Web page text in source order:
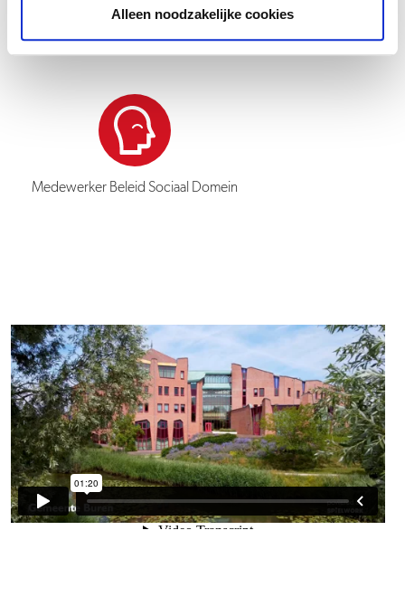
Alleen noodzakelijke cookies
Medewerker Beleid Sociaal Domein